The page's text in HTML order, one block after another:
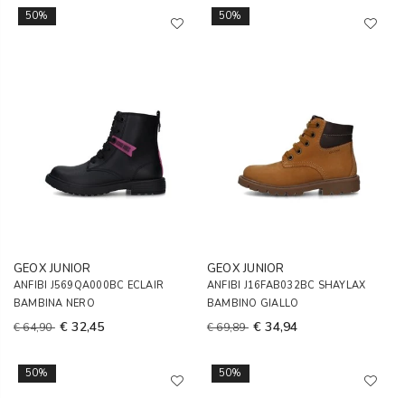
50%
GEOX JUNIOR
ANFIBI J569QA000BC ECLAIR
BAMBINA NERO
€ 64,90 € 32,45
50%
GEOX JUNIOR
ANFIBI J16FAB032BC SHAYLAX
BAMBINO GIALLO
€ 69,89 € 34,94
50% 50%